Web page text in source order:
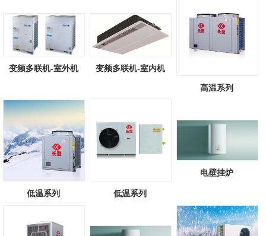
变频多联机-室外机 变频多联机-室内机
高温系列
低温系列 低温系列
电壁挂炉